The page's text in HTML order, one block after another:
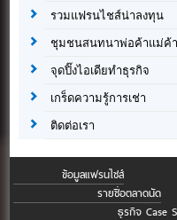
รวมแฟรนไชส์น่าลงทุน
ชุมชนสนทนาพ่อค้าแม่ค้า
จุดปิ๊งไอเดียทำธุรกิจ
เกร็ดความรู้การเช่า
ติดต่อเรา
ข้อมูลแฟรนไชส์
รายชื่อตลาดนัด
ธุรกิจ Case